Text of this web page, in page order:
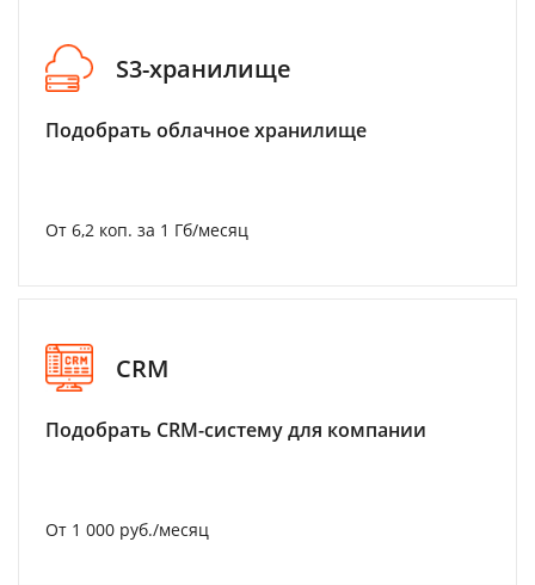
S3-хранилище
Подобрать облачное хранилище
От 6,2 коп. за 1 Гб/месяц
CRM
Подобрать CRM-систему для компании
От 1 000 руб./месяц